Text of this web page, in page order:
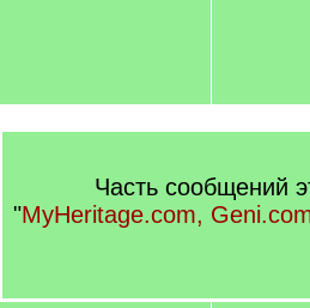
Часть сообщений
"MyHeritage.com,